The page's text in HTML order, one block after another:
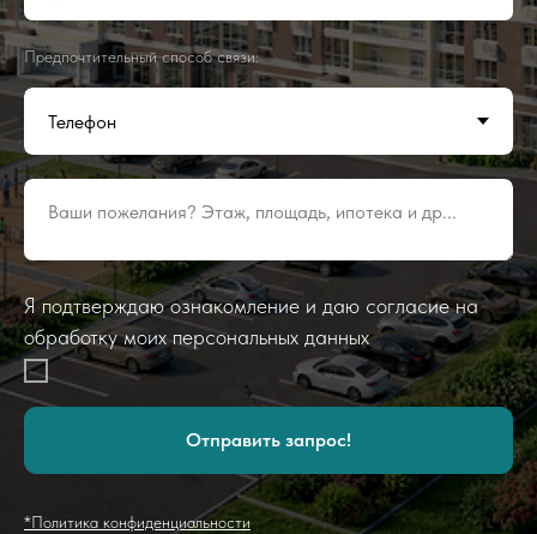
Предпочтительный способ связи:
Ваши пожелания? Этаж, площадь, ипотека и др...
Я подтверждаю ознакомление и даю согласие на
обработку моих персональных данных
Отправить запрос!
*Политика конфиденциальности